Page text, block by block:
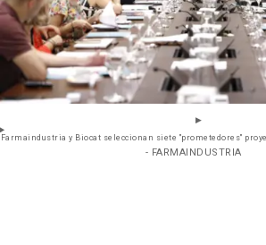
Farmaindustria y Biocat seleccionan siete "prometedores"
- FARMAINDUSTRIA